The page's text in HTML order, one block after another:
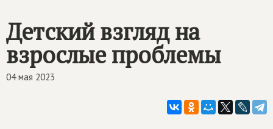
Детский взгляд на
взрослые проблемы
04 мая 2023